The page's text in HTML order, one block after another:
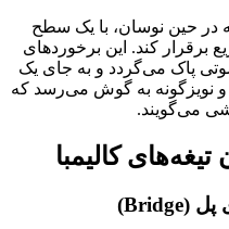
در حین نوسان، با یک سطح
برقرار کند. این برخورد‌های
پاک می‌گردد و به جای یک
نویزگونه به گوش می‌رسد که
می‌گویند.